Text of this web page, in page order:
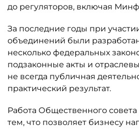
до регуляторов, включая
За последние годы при
объединений были
несколько федеральных
подзаконные акты и
не всегда публичная
практический результат.
Работа Общественного
тем, что позволяет бизнесу